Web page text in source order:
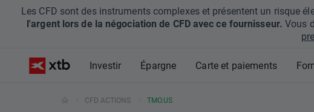
Les CFD sont des instruments complexes et présentent un risque
l'argent lors de la négociation de CFD avec ce fournisseur. Vous
Investir Épargne Carte et paiements
CFD ACTIONS TMO.US